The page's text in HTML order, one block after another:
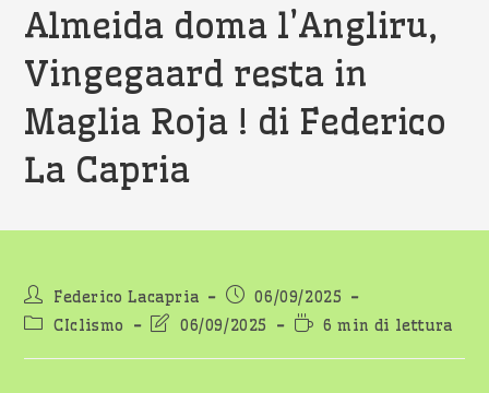
Almeida doma l’Angliru,
Vingegaard resta in
Maglia Roja ! di Federico
La Capria
Autore
dell'articolo:
Federico Lacapria
Articolo
pubblicato:
06/09/2025
Categoria
CIclismo
Ultima
dell'articolo:
06/09/2025
Tempo
lettura:
6 min di lettura